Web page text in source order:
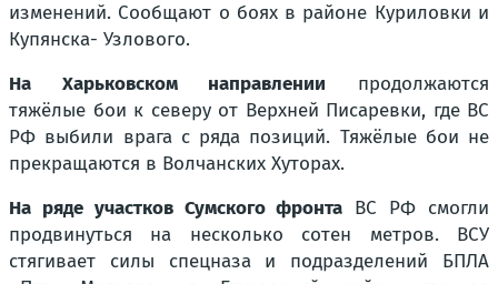
изменений. Сообщают о боях в районе Куриловки и
Купянска- Узлового.
На Харьковском направлении продолжаются
тяжёлые бои к северу от Верхней Писаревки, где ВС
РФ выбили врага с ряда позиций. Тяжёлые бои не
прекращаются в Волчанских Хуторах.
На ряде участков Сумского фронта ВС РФ смогли
продвинуться на несколько сотен метров. ВСУ
стягивает силы спецназа и подразделений БПЛА